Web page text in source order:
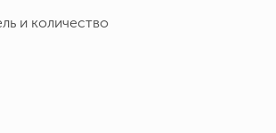
и количество